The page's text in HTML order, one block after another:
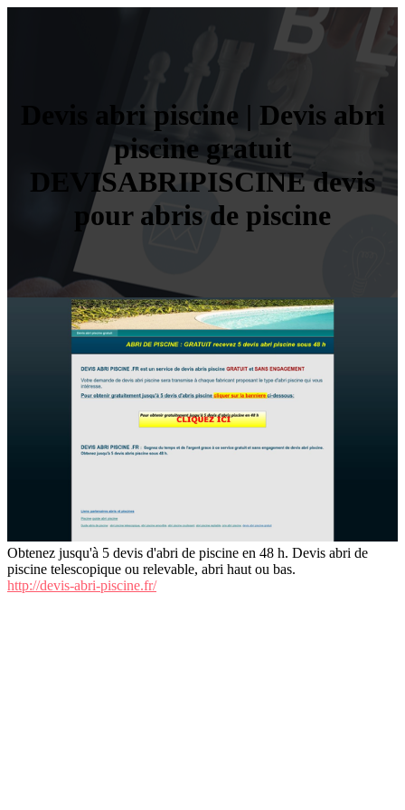
Devis abri piscine | Devis abri
piscine gratuit
DEVISABRIPISCINE devis
pour abris de piscine
Obtenez jusqu'à 5 devis d'abri de piscine en 48 h. Devis abri de
piscine telescopique ou relevable, abri haut ou bas.
http://devis-abri-piscine.fr/